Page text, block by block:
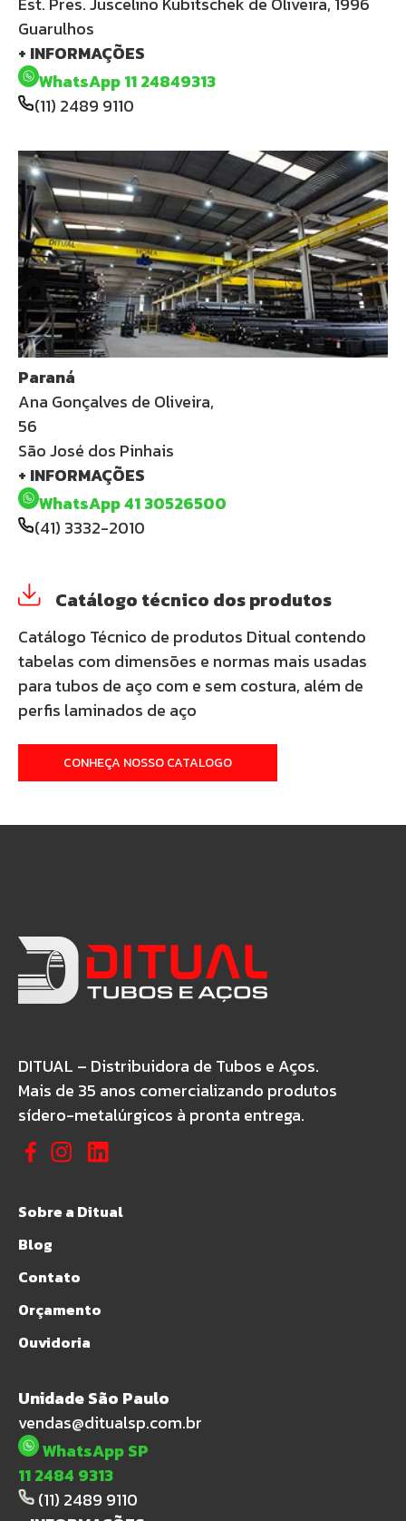
Guarulhos
+ INFORMAÇÕES
WhatsApp 11 24849313
(11) 2489 9110
Paraná
Ana Gonçalves de Oliveira,
56
São José dos Pinhais
+ INFORMAÇÕES
WhatsApp 41 30526500
(41) 3332-2010
Catálogo técnico dos produtos
Catálogo Técnico de produtos Ditual contendo
tabelas com dimensões e normas mais usadas
para tubos de aço com e sem costura, além de
perfis laminados de aço
CONHEÇA NOSSO CATALOGO
DITUAL – Distribuidora de Tubos e Aços.
Mais de 35 anos comercializando produtos
sídero-metalúrgicos à pronta entrega.
Sobre a Ditual
Blog
Contato
Orçamento
Ouvidoria
Unidade São Paulo
vendas@ditualsp.com.br
WhatsApp SP
11 2484 9313
(11) 2489 9110